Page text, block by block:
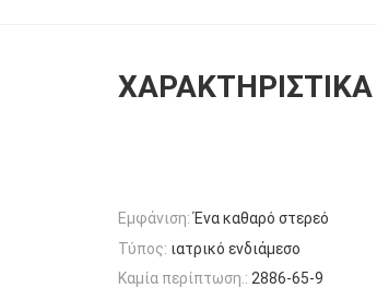
ΧΑΡΑΚΤΗΡΙΣΤΙΚΆ
Εμφάνιση: Ένα καθαρό στερεό
Τύπος: ιατρικό ενδιάμεσο
Καμία περίπτωση.: 2886-65-9